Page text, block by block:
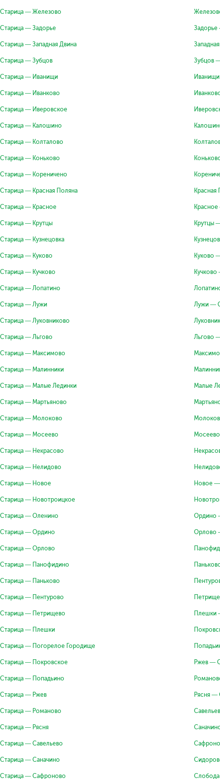
Старица — Железово
Старица — Задорье
Старица — Западная Двина
Старица — Зубцов
Старица — Иванищи
Старица — Иванково
Старица — Иверовское
Старица — Калошино
Старица — Колталово
Старица — Коньково
Старица — Кореничено
Старица — Красная Поляна
Старица — Красное
Старица — Крутцы
Старица — Кузнецовка
Старица — Куково
Старица — Кучково
Старица — Лопатино
Старица — Лужи
Старица — Луковниково
Старица — Льгово
Старица — Максимово
Старица — Малинники
Старица — Малые Лединки
Старица — Мартьяново
Старица — Молоково
Старица — Мосеево
Старица — Некрасово
Старица — Нелидово
Старица — Новое
Старица — Новотроицкое
Старица — Оленино
Старица — Ордино
Старица — Орлово
Старица — Панофидино
Старица — Паньково
Старица — Пентурово
Старица — Петрищево
Старица — Плешки
Старица — Погорелое Городище
Старица — Покровское
Старица — Попадьино
Старица — Ржев
Старица — Романово
Старица — Рясня
Старица — Савельево
Старица — Саначино
Старица — Сафроново
Зубцов
Крутцы
Куково
Лужи —
Льгово
Малые
Новое —
Ордино
Орлово
Плешки
Ржев —
Рясня —